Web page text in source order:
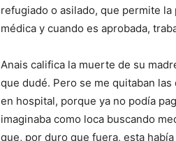
refugiado o asilado, que permite
médica y cuando es aprobada,
Anais califica la muerte de su
que dudé. Pero se me quitaban
en hospital, porque ya no podía
imaginaba como loca buscando
que, por duro que fuera, esta